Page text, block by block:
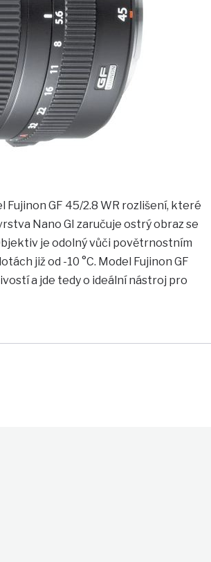
GF 45/2.8 WR rozlišení, které
Nano GI zaručuje ostrý obraz se
je odolný vůči povětrnostním
již od -10 °C. Model Fujinon GF
a jde tedy o ideální nástroj pro